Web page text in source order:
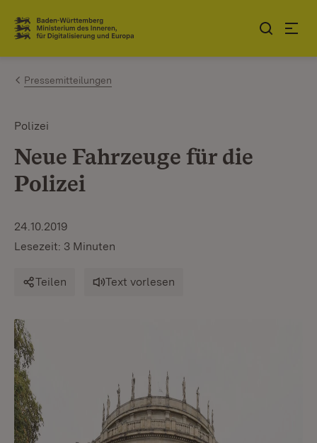
Zum Inhalt springen
Link zur Startseite
Pressemitteilungen
Polizei
Neue Fahrzeuge für die
Polizei
24.10.2019
Lesezeit: 3 Minuten
Teilen Text vorlesen